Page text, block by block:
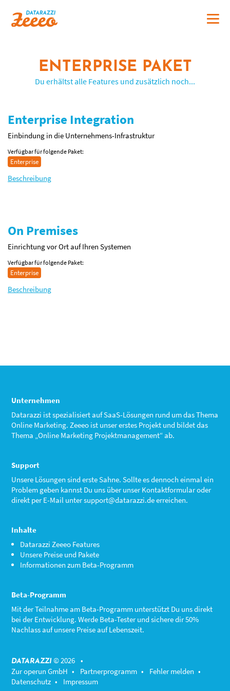
ENTERPRISE PAKET
Du erhältst alle Features und zusätzlich noch...
Enterprise Integration
Einbindung in die Unternehmens-Infrastruktur
Verfügbar für folgende Paket:
Enterprise
Beschreibung
On Premises
Einrichtung vor Ort auf Ihren Systemen
Verfügbar für folgende Paket:
Enterprise
Beschreibung
Unternehmen
Datarazzi ist spezialisiert auf SaaS-Lösungen rund um das Thema
Online Marketing. Zeeeo ist unser erstes Projekt und bildet das
Thema „Online Marketing Projektmanagement“ ab.
Support
Unsere Lösungen sind erste Sahne. Sollte es dennoch einmal ein
Problem geben kannst Du uns über unser Kontaktformular oder
direkt per E-Mail untersupport@datarazzi.deerreichen.
Inhalte
Datarazzi Zeeeo Features
Unsere Preise und Pakete
Informationen zum Beta-Programm
Beta-Programm
Mit der Teilnahme am Beta-Programm unterstützt Du uns direkt
bei der Entwicklung. Werde Beta-Tester und sichere dir 50%
Nachlass auf unsere Preise auf Lebenszeit.
DATARAZZI © 2026 •
Zur operun GmbH • Partnerprogramm • Fehler melden •
Datenschutz • Impressum